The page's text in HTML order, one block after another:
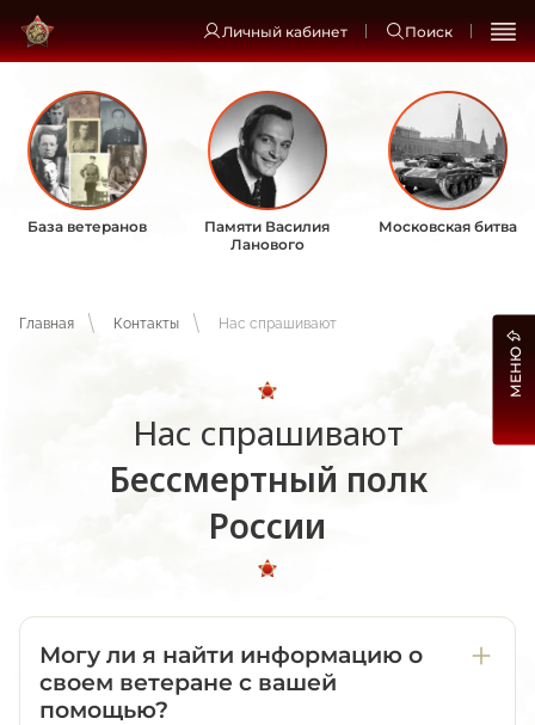
Личный кабинет Поиск
База ветеранов
Памяти Василия
Ланового
Московская битва
Главная Контакты Нас спрашивают
Нас спрашивают
Бессмертный полк
России
Могу ли я найти информацию о
своем ветеране с вашей
помощью?
МЕНЮ